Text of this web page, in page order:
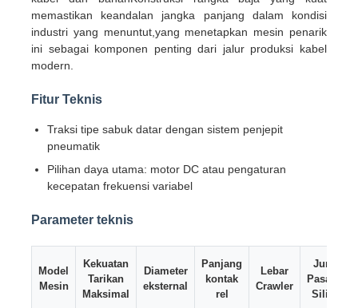
Kontrol kualitas
Hubungi kami
Berita
Quote request suatu
Garis produksi ekstrusi
memastikan keandalan jangka panjang dalam kondisi
industri yang menuntut,yang menetapkan mesin penarik
ini sebagai komponen penting dari jalur produksi kabel
modern.
Fitur Teknis
Traksi tipe sabuk datar dengan sistem penjepit
pneumatik
Pilihan daya utama: motor DC atau pengaturan
kecepatan frekuensi variabel
Parameter teknis
Model
Mesin
Kekuatan
Tarikan
Maksimal
Diameter
eksternal
Panjang
kontak
rel
Lebar
Crawler
Jumlah
Pasangan
Silinder